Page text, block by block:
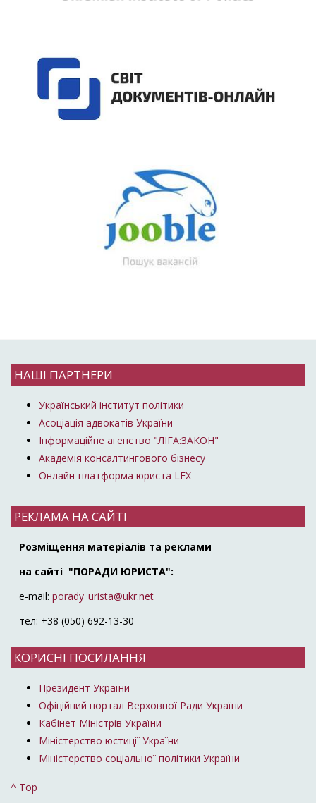
НАШІ ПАРТНЕРИ
Український інститут політики
Асоціація адвокатів України
Інформаційне агенство "ЛІГА:ЗАКОН"
Академія консалтингового бізнесу
Онлайн-платформа юриста LEX
РЕКЛАМА НА САЙТІ
Розміщення матеріалів та реклами
на сайті "ПОРАДИ ЮРИСТА":
e-mail: porady_urista@ukr.net
тел: +38 (050) 692-13-30
КОРИСНІ ПОСИЛАННЯ
Президент України
Офіційний портал Верховної Ради України
Кабінет Міністрів України
Міністерство юстиції України
Міністерство соціальної політики України
^ Top